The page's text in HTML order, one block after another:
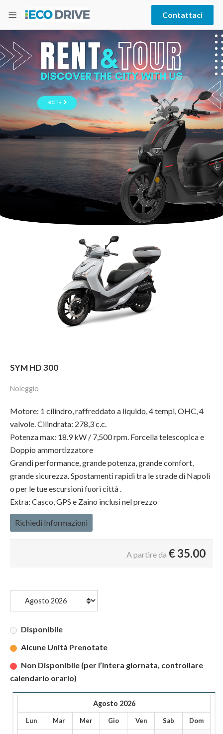
Contattaci
SCOPRI
SYM HD 300
Noleggio
Motore: 1 cilindro, raffreddato a liquido, 4 tempi, OHC, 4
valvole. Cilindrata: 278,3 c.c.
Potenza max: 18.9 kW / 7,500 rpm. Forcella telescopica e
Doppio ammortizzatore
Grandi performance, grande potenza, grande comfort,
grande sicurezza. Spostamenti rapidi tra le strade di Napoli
o per le tue escursioni fuori città .
Extra: Casco, GPS e Zaino inclusi nel prezzo
Richiedi Informazioni
A partire da €35.00
Disponibile
Alcune Unità Prenotate
Non Disponibile (per l’intera giornata, controllare
calendario orario)
Agosto 2026
Lun Mar Mer Gio Ven Sab Dom